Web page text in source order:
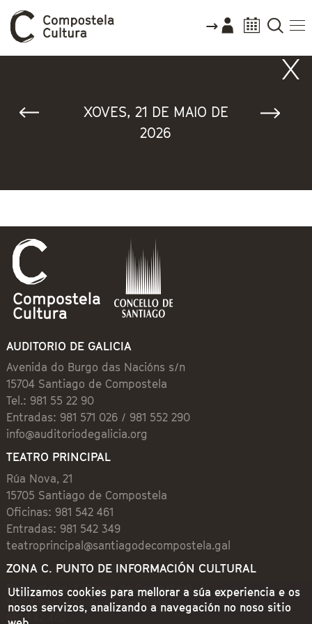
XOVES, 21 DE MAIO DE
2026
AUDITORIO DE GALICIA
Avenida do Burgo das Nacións s/n
15704 Santiago de Compostela
Tel.: 981 55 22 90
Entradas: 981 571 026 / 981 552 290
info@auditoriodegalicia.org
TEATRO PRINCIPAL
Rúa Nova, 21
15705 Santiago de Compostela
Oficinas: 981 542 461
Entradas: 981 542 349
teatroprincipal@santiagodecompostela.gal
ZONA C. PUNTO DE INFORMACIÓN CULTURAL
Preguntoiro, 1 (Praza de Cervantes)
15704 Santiago de Compostela
981 542 462
Utilizamos cookies para mellorar a súa experiencia e os
nosos servizos, analizando a navegación no noso sitio